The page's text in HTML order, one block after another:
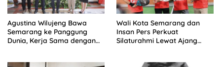
Agustina Wilujeng Bawa
Semarang ke Panggung
Dunia, Kerja Sama dengan
Wali Kota Semarang dan
Insan Pers Perkuat
Silaturahmi Lewat Ajang